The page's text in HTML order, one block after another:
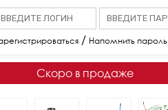
/ Напомнить пароль
Скоро в продаже